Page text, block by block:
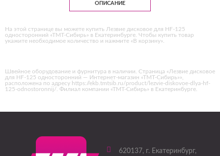
ОПИСАНИЕ
На этой странице вы можете купить Лезвие дисковое для HF-125
односторонний «ТМТ-Сибирь» в Екатеринбурге. Чтобы купить товар
укажите необходимое количество и нажмите «В корзину».
Швейное оборудование и фурнитура в наличии. Страница «Лезвие дисковое
для HF-125 односторонний — Интернет-магазин «ТМТ-Сибирь»»,
расположена по адресу https://ekb.tmtsib.ru/product/lezvie-diskovoe-dlya-hf-
125-odnostoronnij/. Филиал компании «ТМТ-Сибирь» в Екатеринбурге.
620137, г. Екатеринбург,